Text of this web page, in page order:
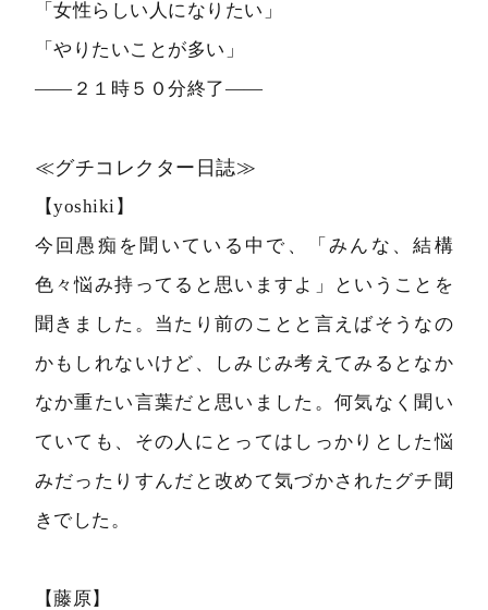
「女性らしい人になりたい」
「やりたいことが多い」
――２１時５０分終了――
≪グチコレクター日誌≫
【yoshiki】
今回愚痴を聞いている中で、「みんな、結構
色々悩み持ってると思いますよ」ということを
聞きました。当たり前のことと言えばそうなの
かもしれないけど、しみじみ考えてみるとなか
なか重たい言葉だと思いました。何気なく聞い
ていても、その人にとってはしっかりとした悩
みだったりすんだと改めて気づかされたグチ聞
きでした。
【藤原】